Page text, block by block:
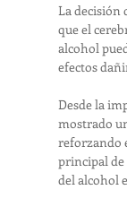
La decisión
que el
alcohol
efectos
Desde la
mostrado
reforzando
principal de
del alcohol